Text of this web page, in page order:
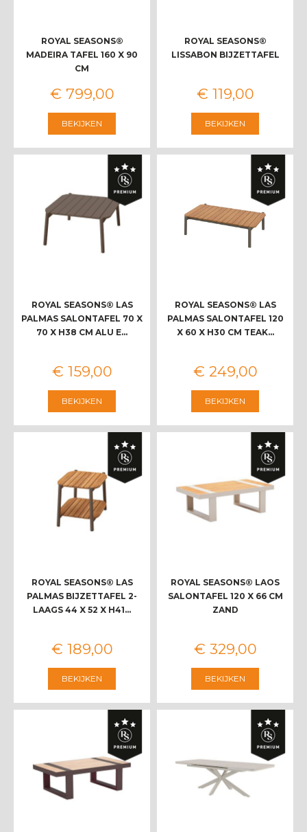
ROYAL SEASONS®
MADEIRA TAFEL 160 X 90
CM
€ 799,00
BEKIJKEN
ROYAL SEASONS®
LISSABON BIJZETTAFEL
€ 119,00
BEKIJKEN
ROYAL SEASONS® LAS
PALMAS SALONTAFEL 70 X
70 X H38 CM ALU E…
€ 159,00
BEKIJKEN
ROYAL SEASONS® LAS
PALMAS SALONTAFEL 120
X 60 X H30 CM TEAK…
€ 249,00
BEKIJKEN
ROYAL SEASONS® LAS
PALMAS BIJZETTAFEL 2-
LAAGS 44 X 52 X H41…
€ 189,00
BEKIJKEN
ROYAL SEASONS® LAOS
SALONTAFEL 120 X 66 CM
ZAND
€ 329,00
BEKIJKEN